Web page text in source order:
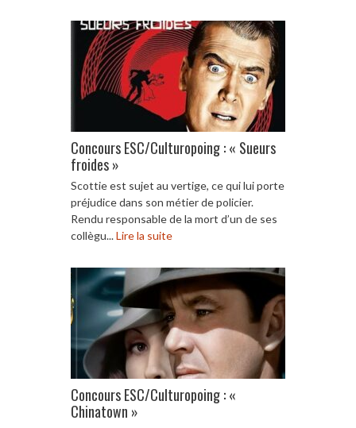
Concours ESC/Culturopoing : « Sueurs
froides »
Scottie est sujet au vertige, ce qui lui porte
préjudice dans son métier de policier.
Rendu responsable de la mort d’un de ses
collègu...Lire la suite
Concours ESC/Culturopoing : «
Chinatown »